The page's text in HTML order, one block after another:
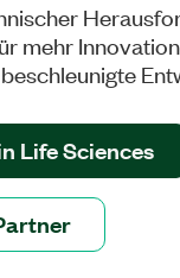
mehr
Life Sciences